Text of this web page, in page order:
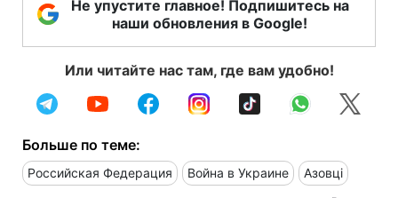
Не упустите главное! Подпишитесь на
наши обновления в Google!
Или читайте нас там, где вам удобно!
Больше по теме:
Российская Федерация Война в Украине Азовці